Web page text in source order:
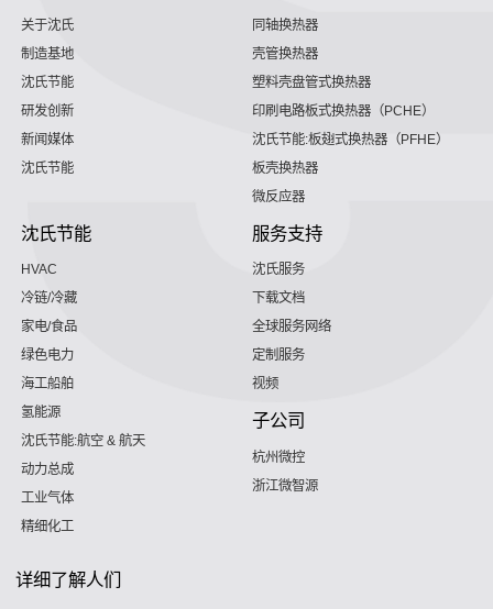
关于沈氏
制造基地
沈氏节能
研发创新
新闻媒体
沈氏节能
同轴换热器
壳管换热器
塑料壳盘管式换热器
印刷电路板式换热器（PCHE）
沈氏节能:板翅式换热器（PFHE）
板壳换热器
微反应器
沈氏节能
HVAC
冷链/冷藏
家电/食品
绿色电力
海工船舶
氢能源
沈氏节能:航空 & 航天
动力总成
工业气体
精细化工
服务支持
沈氏服务
下载文档
全球服务网络
定制服务
视频
子公司
杭州微控
浙江微智源
详细了解人们